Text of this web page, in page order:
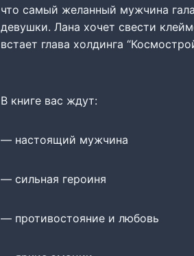
что самый желанный мужчина
девушки. Лана хочет свести
встает глава холдинга
В книге вас ждут:
— настоящий мужчина
— сильная героиня
— противостояние и любовь